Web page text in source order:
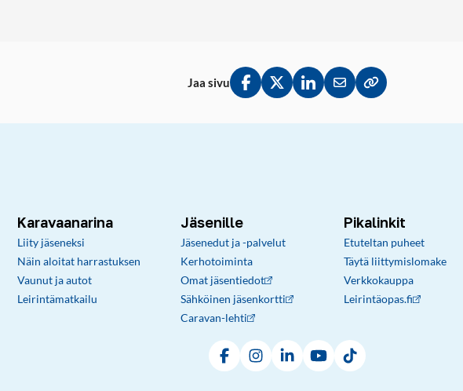
Jaa sivu
Jaa Facebookissa
Jaa Twitterissä
Jaa LinkedInissä
Jaa sähköpostitse
Kopioi linkki
Karavaanarina
Liity jäseneksi
Näin aloitat harrastuksen
Vaunut ja autot
Leirintämatkailu
Jäsenille
Jäsenedut ja -palvelut
Kerhotoiminta
Omat jäsentiedot
Sähköinen jäsenkortti
Caravan-lehti
Pikalinkit
Etuteltan puheet
Täytä liittymislomake
Verkkokauppa
Leirintäopas.fi
FacebookInstagramLinkedInYouTubeTikTok